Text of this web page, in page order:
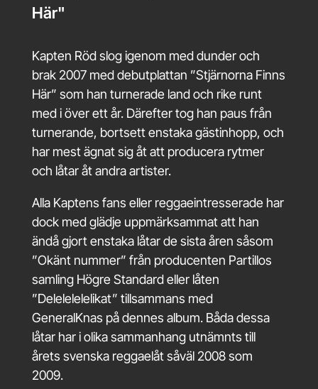
Här"
Kapten Röd slog igenom med dunder och
brak 2007 med debutplattan ”Stjärnorna Finns
Här” som han turnerade land och rike runt
med i över ett år. Därefter tog han paus från
turnerande, bortsett enstaka gästinhopp, och
har mest ägnat sig åt att producera rytmer
och låtar åt andra artister.
Alla Kaptens fans eller reggaeintresserade har
dock med glädje uppmärksammat att han
ändå gjort enstaka låtar de sista åren såsom
”Okänt nummer” från producenten Partillos
samling Högre Standard eller låten
”Delelelelelikat” tillsammans med
GeneralKnas på dennes album. Båda dessa
låtar har i olika sammanhang utnämnts till
årets svenska reggaelåt såväl 2008 som
2009.